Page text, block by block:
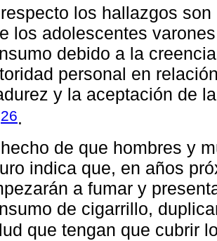
los hallazgos
los adolescentes
debido a la
personal en
y la aceptación de
26.
de que hombres y
indica que, en años
a fumar y
de cigarrillo,
que tengan que cubrir